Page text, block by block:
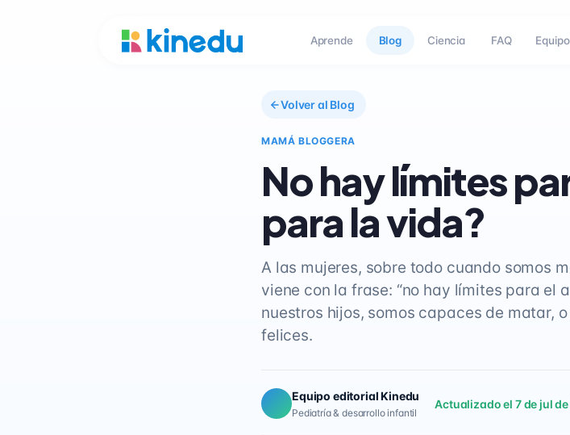
Aprende Blog Ciencia FAQ Equipo
Volver al Blog
MAMÁ BLOGGERA
No hay límites
para la vida?
A las mujeres, sobre todo cuando somos
viene con la frase: “no hay límites para el
nuestros hijos, somos capaces de matar,
felices.
Equipo editorial Kinedu
Pediatría & desarrollo infantil
Actualizado el 7 de jul